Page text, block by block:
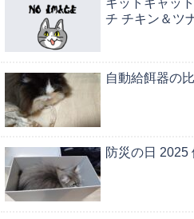
キットキャッ
チ チキン＆ツ
自動給餌器の
防災の日 2025